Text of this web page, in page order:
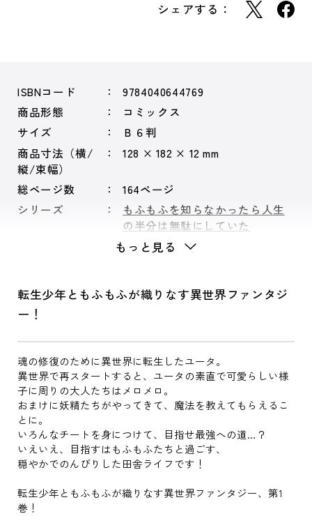
シェアする：
ISBNコード
9784040644769
商品形態
コミックス
サイズ
Ｂ６判
商品寸法（横/
縦/束幅）
128 × 182 × 12 mm
総ページ数
164ページ
シリーズ
もふもふを知らなかったら人生
の半分は無駄にしていた
もっと見る
転生少年ともふもふが織りなす異世界ファンタジ
ー！
魂の修復のために異世界に転生したユータ。
異世界で再スタートすると、ユータの素直で可愛らしい様
子に周りの大人たちはメロメロ。
おまけに妖精たちがやってきて、魔法を教えてもらえるこ
とに。
いろんなチートを身につけて、目指せ最強への道…？
いえいえ、目指すはもふもふたちと過ごす、
穏やかでのんびりした田舎ライフです！
転生少年ともふもふが織りなす異世界ファンタジー、第1
巻！